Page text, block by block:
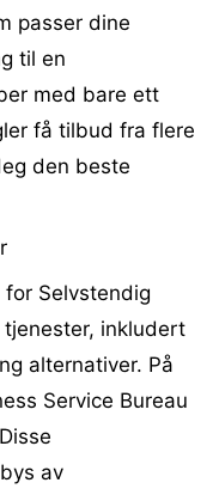
passer dine
til en
med bare ett
få tilbud fra flere
den beste
for Selvstendig
inkludert
alternativer. På
Service Bureau
av